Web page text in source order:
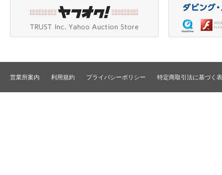
SD仕様VTR
HD仕様VTR
メモリーレコーダ/ディスクレコー
VTRインターフェース/アクセサリ
スイッチャ
編集コントローラ
コンバータ
TBC/FS
営業所案内 利用規約 プライバシーポリシー 特定商取引法に基づく